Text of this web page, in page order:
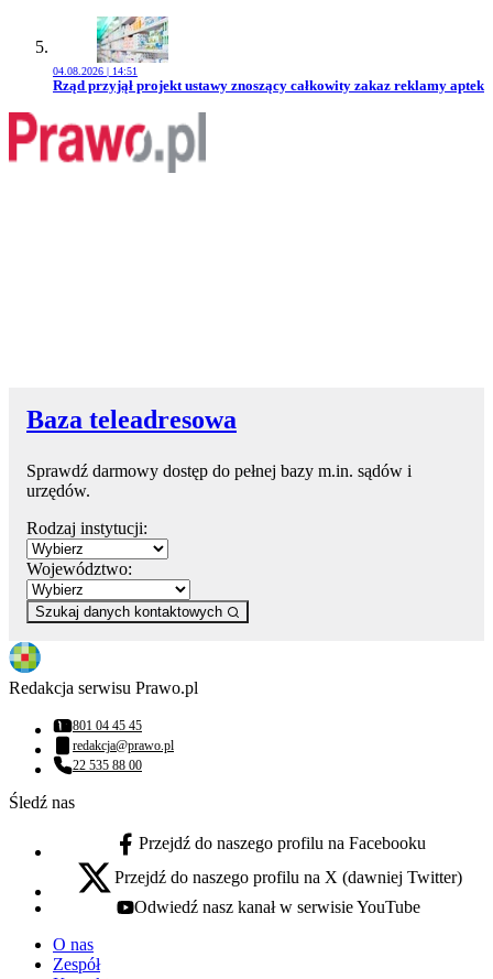
04.08.2026 | 14:51
Przejdź do artykułu:
Rząd przyjął projekt ustawy znoszący całkowity zakaz reklamy aptek
Baza teleadresowa
Sprawdź darmowy dostęp do pełnej bazy m.in. sądów i
urzędów.
Rodzaj instytucji:
Województwo:
Szukaj danych kontaktowych
Redakcja serwisu Prawo.pl
Numer telefonu:
801 04 45 45
Adres email:
redakcja@prawo.pl
Numer telefonu:
22 535 88 00
Śledź nas
facebook - otwiera się w nowej karcie
Przejdź do naszego profilu na Facebooku
x - otwiera się w nowej karcie
Przejdź do naszego profilu na X (dawniej Twitter)
youtube - otwiera się w nowej karcie
Odwiedź nasz kanał w serwisie YouTube
O nas
Zespół